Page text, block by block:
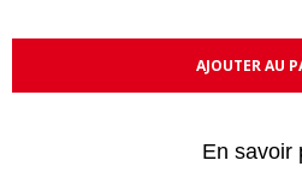
AJOUTER AU
En savoir